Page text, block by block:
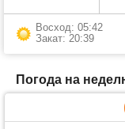
Восход: 05:42
Закат: 20:39
Погода на